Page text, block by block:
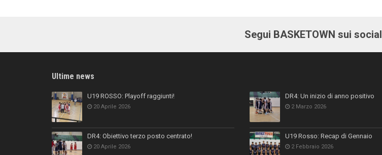
Segui BASKETOWN sui social
Ultime news
U19 ROSSO: Playoff raggiunti!
20 Aprile 2026
DR4: Obiettivo terzo posto centrato!
20 Aprile 2026
DR4: Un inizio di anno positivo
2 Marzo 2026
U19 Rosso: Recap di Gennaio
2 Febbraio 2026